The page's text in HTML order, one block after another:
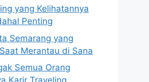
yang Kelihatannya
Penting
Semarang yang
Merantau di Sana
Semua Orang